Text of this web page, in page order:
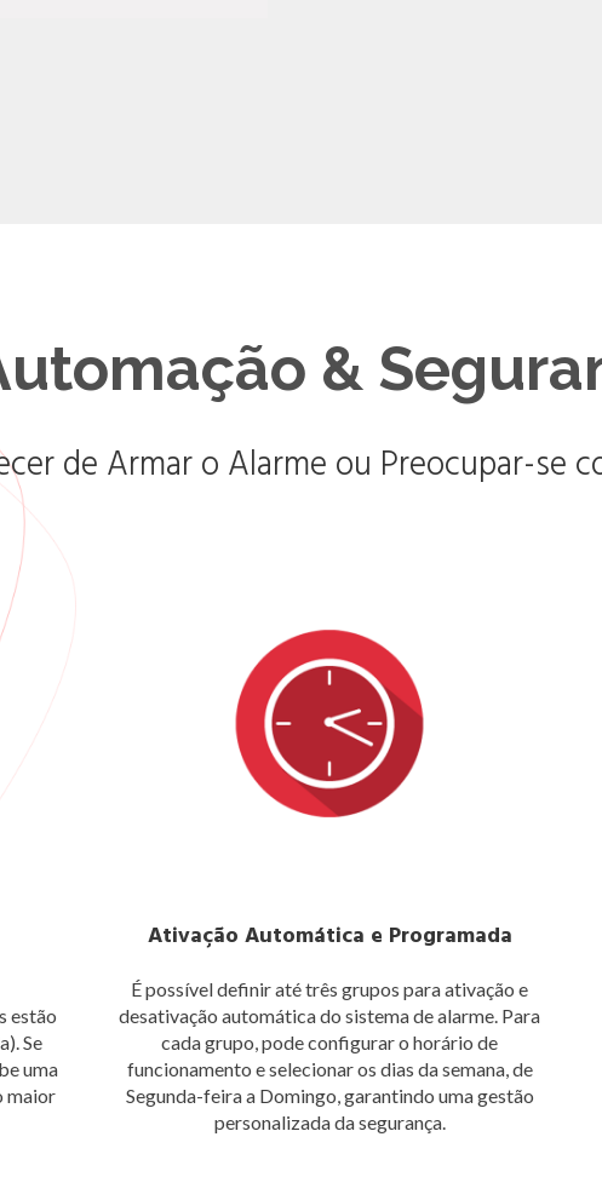
&
de Armar o Alarme ou Preocupar-se
estão
Se
uma
maior
Ativação Automática e Programada
É possível definir até três grupos para ativação e
desativação automática do sistema de alarme. Para
cada grupo, pode configurar o horário de
funcionamento e selecionar os dias da semana, de
Segunda-feira a Domingo, garantindo uma gestão
personalizada da segurança.